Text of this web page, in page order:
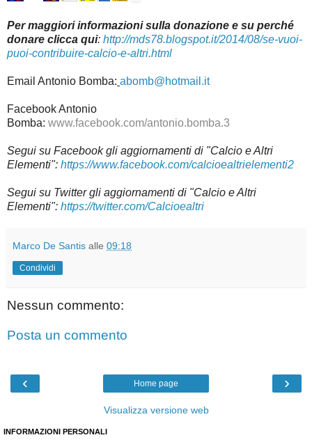
Per maggiori informazioni sulla donazione e su perché
donare clicca qui: http://mds78.blogspot.it/2014/08/se-vuoi-
puoi-contribuire-calcio-e-altri.html
Email Antonio Bomba: abomb@hotmail.it
Facebook Antonio
Bomba: www.facebook.com/antonio.bomba.3
Segui su Facebook gli aggiornamenti di "Calcio e Altri
Elementi": https://www.facebook.com/calcioealtrielementi2
Segui su Twitter gli aggiornamenti di "Calcio e Altri
Elementi": https://twitter.com/Calcioealtri
Marco De Santis alle 09:18
Condividi
Nessun commento:
Posta un commento
‹ ›
Home page
Visualizza versione web
INFORMAZIONI PERSONALI